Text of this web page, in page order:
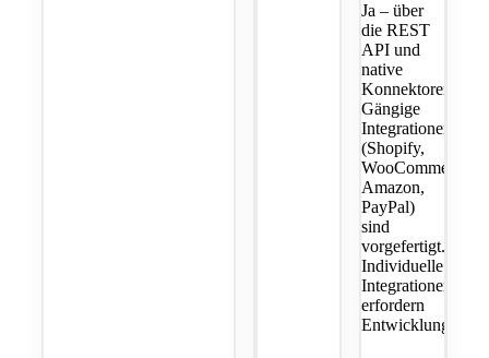
Ja – über
die REST
API und
native
Konnektoren.
Gängige
Integrationen
(Shopify,
WooCommerce,
Amazon,
PayPal)
sind
vorgefertigt.
Individuelle
Integrationen
erfordern